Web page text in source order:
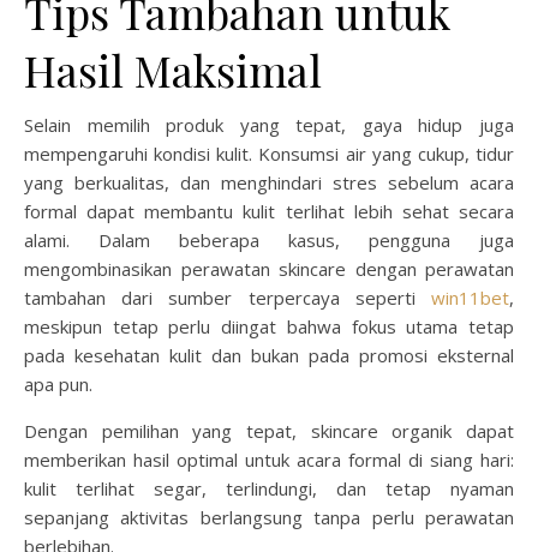
Tips Tambahan untuk
Hasil Maksimal
Selain memilih produk yang tepat, gaya hidup juga
mempengaruhi kondisi kulit. Konsumsi air yang cukup, tidur
yang berkualitas, dan menghindari stres sebelum acara
formal dapat membantu kulit terlihat lebih sehat secara
alami. Dalam beberapa kasus, pengguna juga
mengombinasikan perawatan skincare dengan perawatan
tambahan dari sumber terpercaya seperti win11bet,
meskipun tetap perlu diingat bahwa fokus utama tetap
pada kesehatan kulit dan bukan pada promosi eksternal
apa pun.
Dengan pemilihan yang tepat, skincare organik dapat
memberikan hasil optimal untuk acara formal di siang hari:
kulit terlihat segar, terlindungi, dan tetap nyaman
sepanjang aktivitas berlangsung tanpa perlu perawatan
berlebihan.